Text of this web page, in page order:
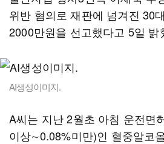
위반 혐의로 재판에 넘겨진 30
2000만원을 선고했다고 5일 밝
AI생성이미지.
A씨는 지난 2월초 아침 운전면
이상∼0.08%미만)인 혈중알코